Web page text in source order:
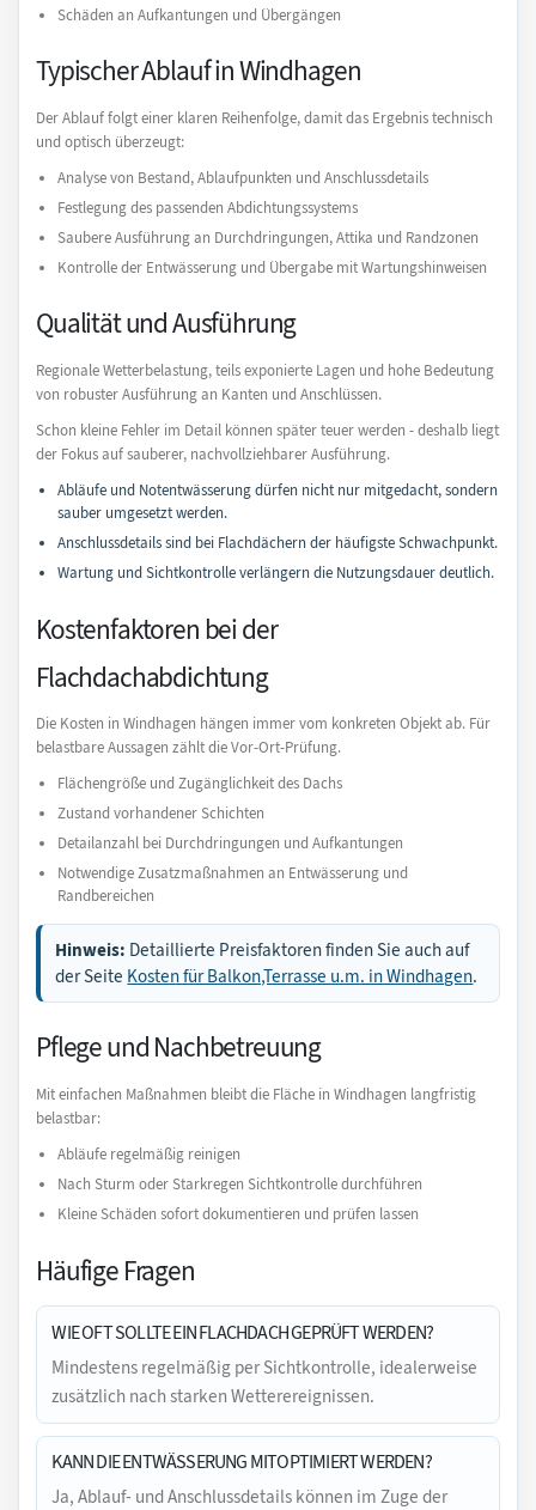
Schäden an Aufkantungen und Übergängen
Typischer Ablauf in Windhagen
Der Ablauf folgt einer klaren Reihenfolge, damit das Ergebnis technisch
und optisch überzeugt:
Analyse von Bestand, Ablaufpunkten und Anschlussdetails
Festlegung des passenden Abdichtungssystems
Saubere Ausführung an Durchdringungen, Attika und Randzonen
Kontrolle der Entwässerung und Übergabe mit Wartungshinweisen
Qualität und Ausführung
Regionale Wetterbelastung, teils exponierte Lagen und hohe Bedeutung
von robuster Ausführung an Kanten und Anschlüssen.
Schon kleine Fehler im Detail können später teuer werden - deshalb liegt
der Fokus auf sauberer, nachvollziehbarer Ausführung.
Abläufe und Notentwässerung dürfen nicht nur mitgedacht, sondern
sauber umgesetzt werden.
Anschlussdetails sind bei Flachdächern der häufigste Schwachpunkt.
Wartung und Sichtkontrolle verlängern die Nutzungsdauer deutlich.
Kostenfaktoren bei der
Flachdachabdichtung
Die Kosten in Windhagen hängen immer vom konkreten Objekt ab. Für
belastbare Aussagen zählt die Vor-Ort-Prüfung.
Flächengröße und Zugänglichkeit des Dachs
Zustand vorhandener Schichten
Detailanzahl bei Durchdringungen und Aufkantungen
Notwendige Zusatzmaßnahmen an Entwässerung und
Randbereichen
Hinweis: Detaillierte Preisfaktoren finden Sie auch auf
der Seite Kosten für Balkon,Terrasse u.m. in Windhagen.
Pflege und Nachbetreuung
Mit einfachen Maßnahmen bleibt die Fläche in Windhagen langfristig
belastbar:
Abläufe regelmäßig reinigen
Nach Sturm oder Starkregen Sichtkontrolle durchführen
Kleine Schäden sofort dokumentieren und prüfen lassen
Häufige Fragen
WIE OFT SOLLTE EIN FLACHDACH GEPRÜFT WERDEN?
Mindestens regelmäßig per Sichtkontrolle, idealerweise
zusätzlich nach starken Wetterereignissen.
KANN DIE ENTWÄSSERUNG MITOPTIMIERT WERDEN?
Ja, Ablauf- und Anschlussdetails können im Zuge der